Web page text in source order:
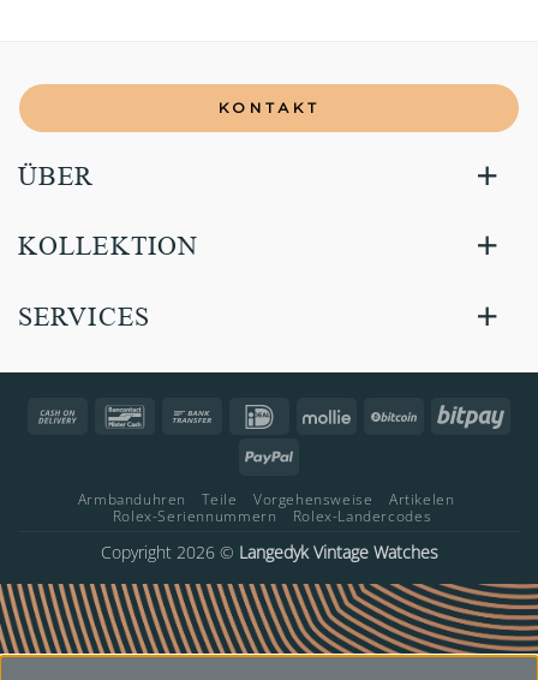
KONTAKT
ÜBER
KOLLEKTION
SERVICES
Cash
Bancontact Bank
IDeal Mollie BitCoin
PayPal
Armbanduhren Teile Vorgehensweise
Artikelen
Rolex-Seriennummern
Rolex-Landercodes
Copyright 2026 © Langedyk Vintage Watches